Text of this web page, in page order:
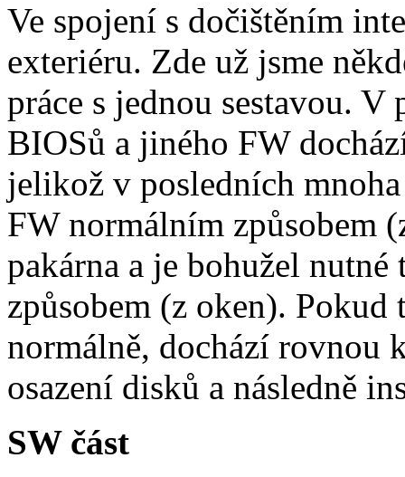
Ve spojení s dočištěním
exteriéru. Zde už jsme
práce s jednou sestavou.
BIOSů a jiného FW
jelikož v posledních
FW normálním způsobem
pakárna a je bohužel
způsobem (z oken). Pokud
normálně, dochází rovnou
osazení disků a následně
SW část